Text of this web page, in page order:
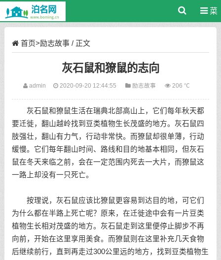
菜
首页>励志故事/ 正文
灰石鼠和獠鼠的志向
admin 2020-09-20 12:44:55 励志故事 206 ℃
灰石鼠和獠鼠生活在瑞典北部高山上，它们每年秋天都
要迁徙，翻山越岭找到豆类植物生长茂盛的地方。灰石鼠四
肢强壮，翻山有力气，行动非常快。而獠鼠却很单薄，行动
缓慢。它们每年翻山时间、路线和目的地基本相同，但灰石
鼠在冬天来临之前，会在一定范围内死去一大片，而獠鼠这
一路上却没有一只死亡。
按理说，灰石鼠应该比獠鼠更容易到达目的地，可它们
为什么都在半路上死亡呢？原来，在迁徙途中会有一片豆类
植物生长相对茂盛的地方。灰石鼠走到这里便停止脚步不再
向前，开始在这里享用美食。而獠鼠则在这里补充几天食物
后继续前行，直到再走过300公里远的地方，找到豆类植物生